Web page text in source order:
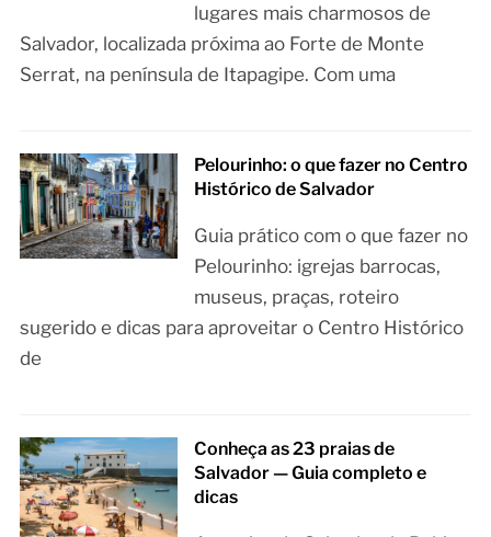
lugares mais charmosos de
Salvador, localizada próxima ao Forte de Monte
Serrat, na península de Itapagipe. Com uma
Pelourinho: o que fazer no Centro
Histórico de Salvador
Guia prático com o que fazer no
Pelourinho: igrejas barrocas,
museus, praças, roteiro
sugerido e dicas para aproveitar o Centro Histórico
de
Conheça as 23 praias de
Salvador — Guia completo e
dicas